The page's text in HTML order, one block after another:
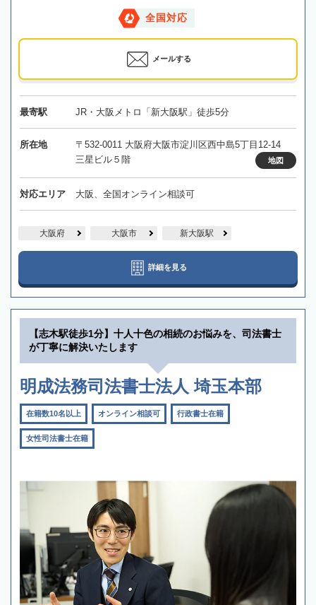
全国対応
メールする
最寄駅 JR・大阪メトロ「新大阪駅」徒歩5分
所在地
〒532-0011 大阪府大阪市淀川区西中島5丁目12-14
三星ビル５階
地図
対応エリア 大阪、全国オンライン相談可
大阪府 大阪市 新大阪駅
詳細を見る
【志木駅徒歩1分】十人十色の相続のお悩みを、司法書士
が丁寧に解決いたします
明成法務司法書士法人 埼玉本部
在籍数10名以上 オンライン相談可 行政書士在籍
女性司法書士在籍